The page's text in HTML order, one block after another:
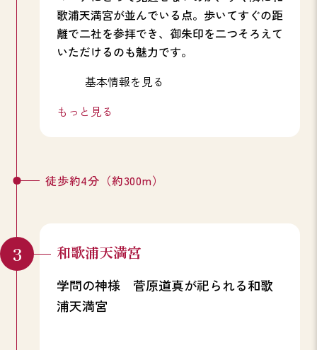
歌浦天満宮が並んでいる点。歩いてすぐの距
離で二社を参拝でき、御朱印を二つそろえて
いただけるのも魅力です。
基本情報を見る
もっと見る
徒歩約4分（約300m）
和歌浦天満宮
学問の神様 菅原道真が祀られる和歌
浦天満宮